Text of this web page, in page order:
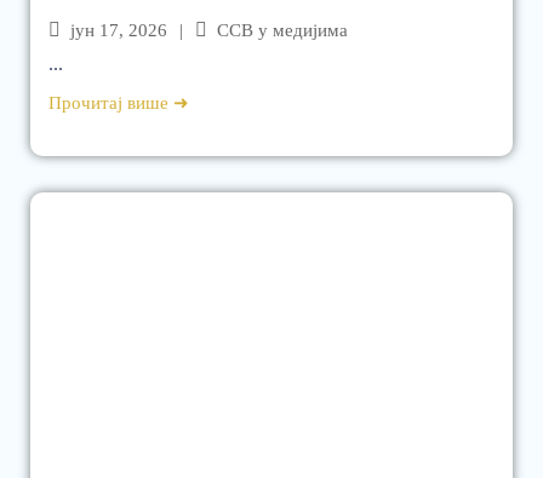
јун 17, 2026 | ССВ у медијима
...
Прочитај више ➜